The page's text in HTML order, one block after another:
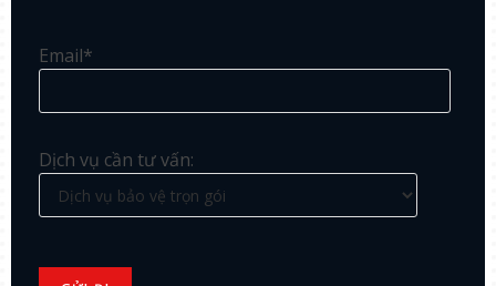
Email*
Dịch vụ cần tư vấn: